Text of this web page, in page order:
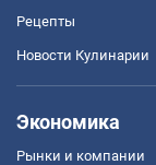
Рецепты
Новости Кулинарии
Экономика
Рынки и компании